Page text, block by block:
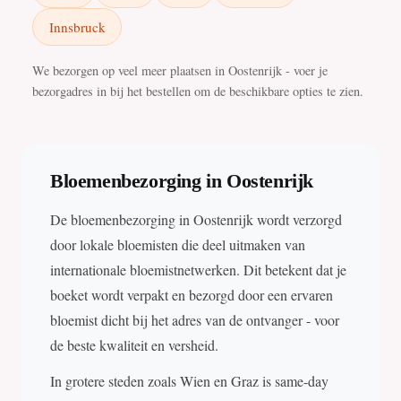
Innsbruck
We bezorgen op veel meer plaatsen in Oostenrijk - voer je
bezorgadres in bij het bestellen om de beschikbare opties te zien.
Bloemenbezorging in Oostenrijk
De bloemenbezorging in Oostenrijk wordt verzorgd
door lokale bloemisten die deel uitmaken van
internationale bloemistnetwerken. Dit betekent dat je
boeket wordt verpakt en bezorgd door een ervaren
bloemist dicht bij het adres van de ontvanger - voor
de beste kwaliteit en versheid.
In grotere steden zoals Wien en Graz is same-day